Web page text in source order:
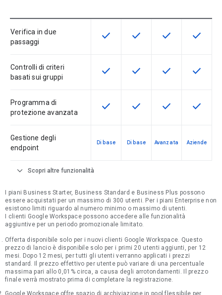
Verifica in due
passaggi
Questa funzionalità è disponibile
check Questa funzionalità è
check Questa
check Questa
check
Controlli di criteri
basati sui gruppi
Questa funzionalità è disponibile
check Questa funzionalità è
check Questa
check Questa
check
Programma di
protezione avanzata
Questa funzionalità è disponibile
check Questa funzionalità è
check Questa
check Questa
check
Gestione degli
endpoint
Di base Di base Avanzata Aziende
expand_more Scopri altre funzionalità
I piani Business Starter, Business Standard e Business Plus possono
essere acquistati per un massimo di 300 utenti. Per i piani Enterprise non
esistono limiti riguardo al numero minimo o massimo di utenti.
I clienti Google Workspace possono accedere alle funzionalità
aggiuntive per un periodo promozionale limitato.
Offerta disponibile solo per i nuovi clienti Google Workspace. Questo
prezzo di lancio è disponibile solo per i primi 20 utenti aggiunti, per 12
mesi. Dopo 12 mesi, per tutti gli utenti verranno applicati i prezzi
standard. Il prezzo effettivo per utente può variare di una percentuale
massima pari allo 0,01% circa, a causa degli arrotondamenti. Il prezzo
finale verrà mostrato prima di completare la registrazione.